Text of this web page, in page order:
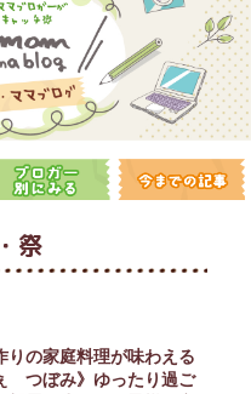
祭
りの家庭料理が味わえる
つぼみ》ゆったり過ご